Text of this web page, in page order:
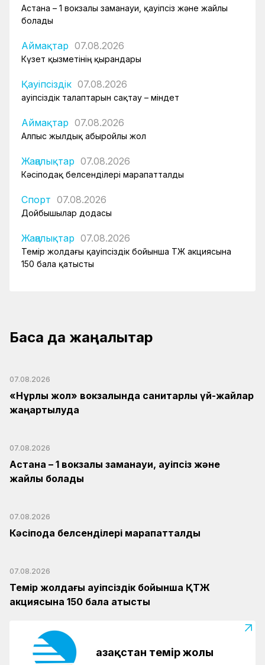
Астана – 1 вокзалы заманауи, қауіпсіз және жайлы
болады
Аймақтар 07.08.2026
Күзет қызметінің қырандары
Қауіпсіздік 07.08.2026
Қауіпсіздік талаптарын сақтау – міндет
Аймақтар 07.08.2026
Алпыс жылдық абыройлы жол
Жаңалықтар 07.08.2026
Кәсіподақ белсенділері марапатталды
Спорт 07.08.2026
Дойбышылар додасы
Жаңалықтар 07.08.2026
Темір жолдағы қауіпсіздік бойынша ҚТЖ акциясына
150 бала қатысты
Басқа да жаңалықтар
07.08.2026
«Нұрлы жол» вокзалында санитарлық үй-жайлар
жаңартылуда
07.08.2026
Астана – 1 вокзалы заманауи, қауіпсіз және
жайлы болады
07.08.2026
Кәсіподақ белсенділері марапатталды
07.08.2026
Темір жолдағы қауіпсіздік бойынша ҚТЖ
акциясына 150 бала қатысты
Қазақстан темір жолы